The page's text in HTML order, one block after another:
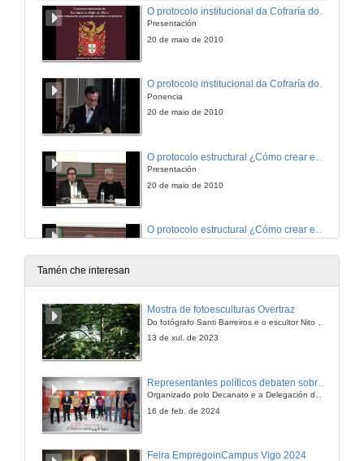
Presentación
20 de maio de 2010
O protocolo institucional da Cofraría do Vinho do Porto como medio de promoción do sector o do territorio
Ponencia
20 de maio de 2010
Presentación
20 de maio de 2010
O protocolo estructural ¿Cómo crear espacios onde celebrar acontecimentos?
20 de maio de 2010
Presentación
Ponencia
Tamén che interesan
Mostra de fotoesculturas Overtraz
13 de xul. de 2023
Organizado polo Decanato e a Delegación de Alumnado de Dirección e Xestión Pública e coa participación de candidatos de PP, BNG, PSOE, Sumar e Podemos
16 de feb. de 2024
Feira EmpregoinCampus Vigo 2024